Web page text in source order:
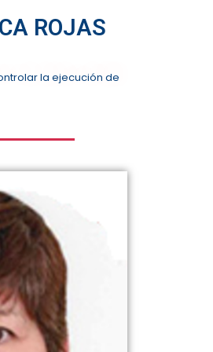
ROJAS
la ejecución de